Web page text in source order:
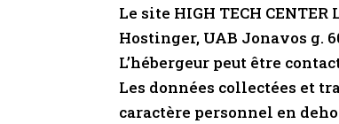
Le site HIGH TECH
Hostinger, UAB Jonavos g.
L’hébergeur peut être
Les données collectées et
caractère personnel en